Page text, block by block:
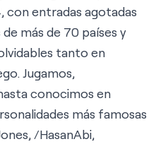
con entradas agotadas
más de 70 países y
tanto en
Jugamos,
conocimos en
más famosas
/HasanAbi,